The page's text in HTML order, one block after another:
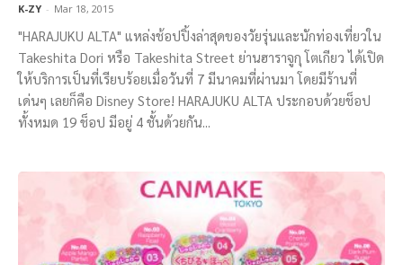
K-ZY - Mar 18, 2015
"HARAJUKU ALTA" แหล่งช้อปปิ้งล่าสุดของวัยรุ่นและนักท่องเที่ยวใน
Takeshita Dori หรือ Takeshita Street ย่านฮาราจูกุ โตเกียว ได้เปิด
ให้บริการเป็นที่เรียบร้อยเมื่อวันที่ 7 มีนาคมที่ผ่านมา โดยมีร้านที่
เด่นๆ เลยก็คือ Disney Store! HARAJUKU ALTA ประกอบด้วยช็อป
ทั้งหมด 19 ช็อป มีอยู่ 4 ชั้นด้วยกัน...